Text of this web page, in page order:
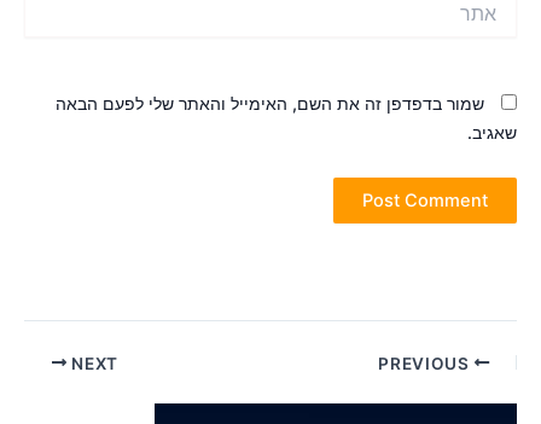
שמור בדפדפן זה את השם, האימייל והאתר שלי לפעם הבאה
NEXT